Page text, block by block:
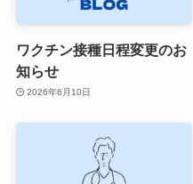
ワクチン接種日程変更のお
知らせ
2026年6月10日